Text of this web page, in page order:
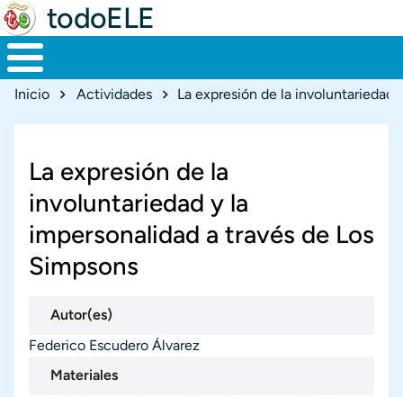
todoELE
Ruta de navegación
Inicio Actividades
La expresión de la
involuntariedad y la
impersonalidad a través de Los
Simpsons
Autor(es)
Federico Escudero Álvarez
Materiales